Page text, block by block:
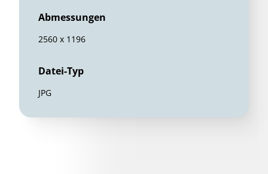
Abmessungen
2560 x 1196
Datei-Typ
JPG